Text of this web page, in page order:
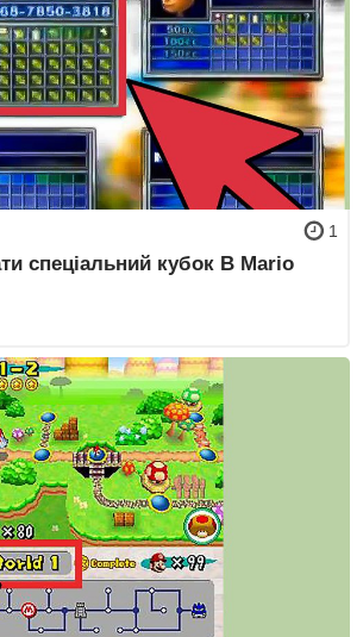
1
спеціальний кубок В Mario